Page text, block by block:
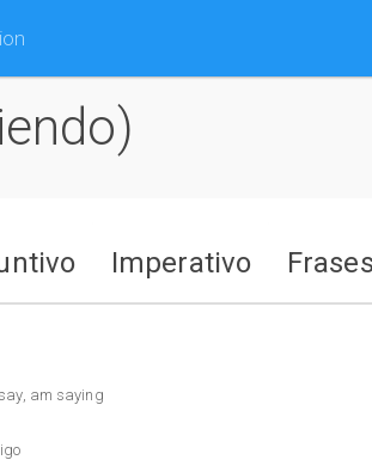
Imperativo Frases
am saying